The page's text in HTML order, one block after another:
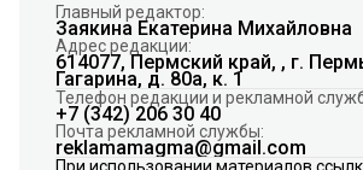
Главный редактор:
Заякина Екатерина Михайловна
Адрес редакции:
614077, Пермский край, , г.
Гагарина, д. 80а, к. 1
Телефон редакции и рекламной
+7 (342) 206 30 40
Почта рекламной службы:
reklamamagma@gmail.com
При использовании материалов